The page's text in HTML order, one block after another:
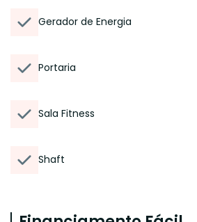
Gerador de Energia
Portaria
Sala Fitness
Shaft